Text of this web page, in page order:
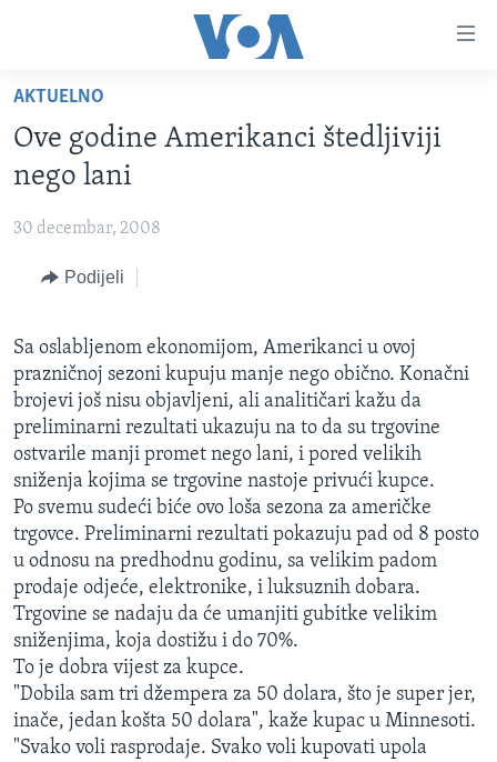
glavni
sadržaj
na
glavnu
TV PROGRAM
VIDEO
FOTOGRAFIJE DANA
VIJESTI
SJEDINJENE AMERIČKE DRŽAVE
SVIJET
NAUKA I TEHNOLOGIJA
KORUPCIJA
SLOBODA MEDIJA
ŽENSKA STRANA
IZBJEGLIČKA STRANA
MAGAZIN
O GLASU AMERIKE
Learning English
PRATITE NAS
AKTUELNO
Ove godine Amerikanci štedljiviji
nego lani
30 decembar, 2008
Podijeli
Sa oslabljenom ekonomijom, Amerikanci u ovoj
prazničnoj sezoni kupuju manje nego obično. Konačni
brojevi još nisu objavljeni, ali analitičari kažu da
preliminarni rezultati ukazuju na to da su trgovine
ostvarile manji promet nego lani, i pored velikih
sniženja kojima se trgovine nastoje privući kupce.
Po svemu sudeći biće ovo loša sezona za američke
trgovce. Preliminarni rezultati pokazuju pad od 8 posto
u odnosu na predhodnu godinu, sa velikim padom
prodaje odjeće, elektronike, i luksuznih dobara.
Trgovine se nadaju da će umanjiti gubitke velikim
sniženjima, koja dostižu i do 70%.
To je dobra vijest za kupce.
"Dobila sam tri džempera za 50 dolara, što je super jer,
inače, jedan košta 50 dolara", kaže kupac u Minnesoti.
"Svako voli rasprodaje. Svako voli kupovati upola